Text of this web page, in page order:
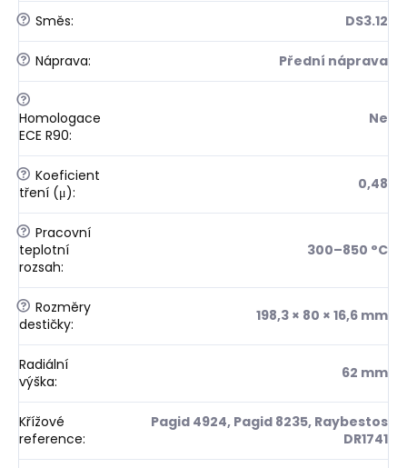
? Směs: DS3.12
? Náprava: Přední náprava
?
Homologace
ECE R90:
Ne
? Koeficient
tření (μ): 0,48
? Pracovní
teplotní
rozsah:
300–850 °C
? Rozměry
destičky: 198,3 × 80 × 16,6 mm
Radiální
výška: 62 mm
Křížové
reference:
Pagid 4924, Pagid 8235, Raybestos
DR1741